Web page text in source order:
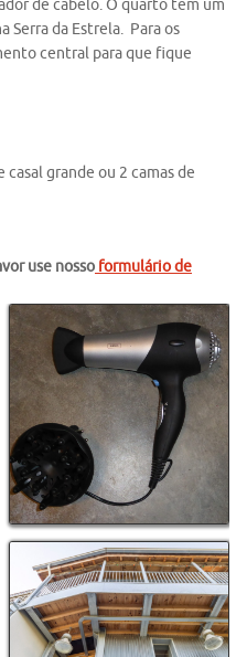
de cabelo. O quarto tem um
Serra da Estrela. Para os
central para que fique
casal grande ou 2 camas de
use nosso formulário de